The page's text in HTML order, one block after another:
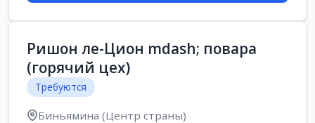
Ришон ле-Цион mdash; повара
(горячий цех)
Требуются
Биньямина (Центр страны)